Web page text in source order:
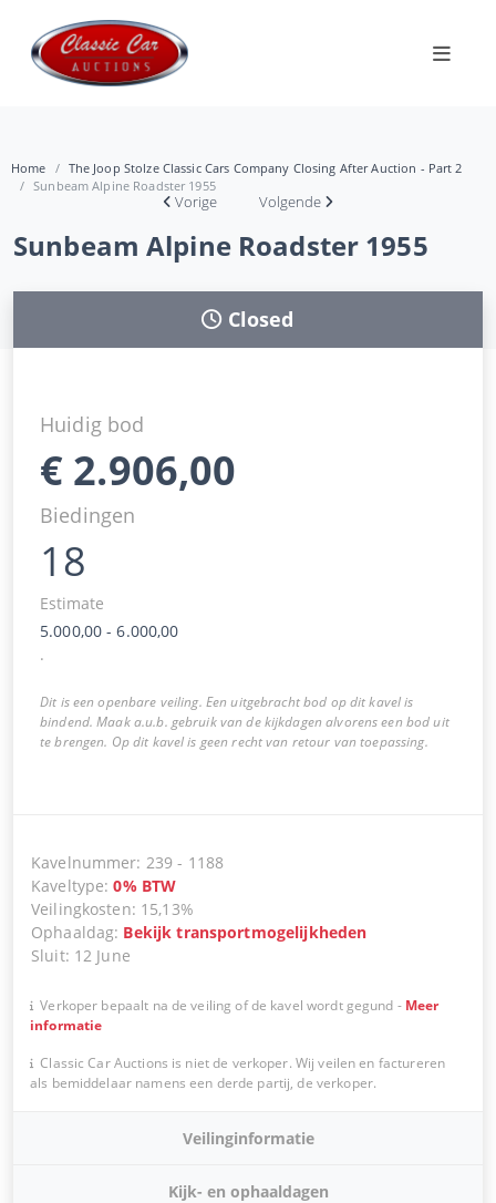
Home
The Joop Stolze Classic Cars Company Closing After Auction - Part 2
Sunbeam Alpine Roadster 1955
Vorige Volgende
Sunbeam Alpine Roadster 1955
Closed
Huidig bod
€ 2.906,00
Biedingen
18
Estimate
5.000,00 -6.000,00
.
Dit is een openbare veiling. Een uitgebracht bod op dit kavel is
bindend. Maak a.u.b. gebruik van de kijkdagen alvorens een bod uit
te brengen. Op dit kavel is geen recht van retour van toepassing.
Kavelnummer: 239 - 1188
Kaveltype:0% BTW
Veilingkosten: 15,13%
Ophaaldag: Bekijk transportmogelijkheden
Sluit: 12 June
Verkoper bepaalt na de veiling of de kavel wordt gegund - Meer
informatie
Classic Car Auctions is niet de verkoper. Wij veilen en factureren
als bemiddelaar namens een derde partij, de verkoper.
Veilinginformatie
Kijk- en ophaaldagen